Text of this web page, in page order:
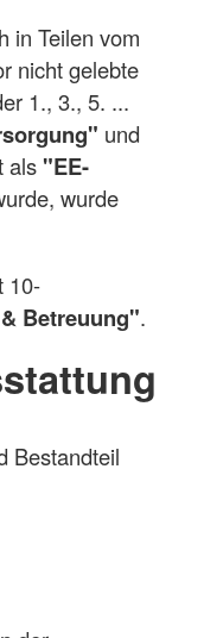
in Teilen vom
nicht gelebte
1., 3., 5. ...
und
als "EE-
wurde
10-
Betreuung".
Bestandteil